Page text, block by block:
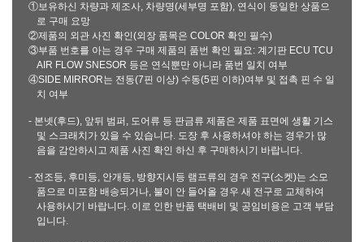
①보유하신 차량과 제조사, 차량명(세부명 포함), 연식이 동일한 상품으
로 구매 요망
②제품의 외관 사진 확인(외장 품목은 COLOR 확인 필수)
③부품 번호를 아는 경우 구매 제품의 품번 확인 필요: 계기판 ECU TCU
AIR FLOW SNESOR 등은 연식뿐만 아니라 품번 일치 여부
④SIDE MIRROR는 전동(7핀 이상) 수동(5핀 이하)여부 및 접촉 핀 수 일
치 여부
- 본넷(후드), 앞뒤 범퍼, 도어류 등 판금류 제품은 제품 표면에 생활 기스
및 스크래치가 있을 수 있습니다. 도장 후 사용하셔야 하는 경우가 많
음을 감안하시고 제품 사진 확인 하신 후 구매하시기 바랍니다.
- 전조등, 후미등, 안개등, 방향지시등 램프류의 경우 전구(소켓)는 소모
품으로 미포함 배송되거나, 불이 안 들어올 경우 새 전구로 교체하여
사용하시기 바랍니다. 이로 인한 반품 택배비 및 공임비용은 고객 부담
입니다.